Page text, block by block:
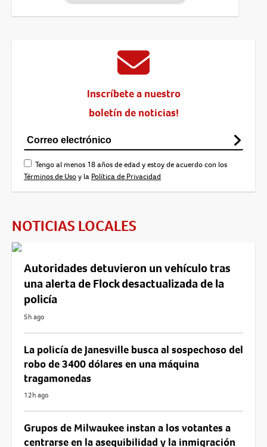
Inscríbete a nuestro
boletín de noticias!
Tengo al menos 18 años de edad y estoy de acuerdo con los
Términos de Usoy la Política de Privacidad
NOTICIAS LOCALES
Autoridades detuvieron un vehículo tras
una alerta de Flock desactualizada de la
policía
5h ago
La policía de Janesville busca al sospechoso del
robo de 3400 dólares en una máquina
tragamonedas
12h ago
Grupos de Milwaukee instan a los votantes a
centrarse en la asequibilidad y la inmigración